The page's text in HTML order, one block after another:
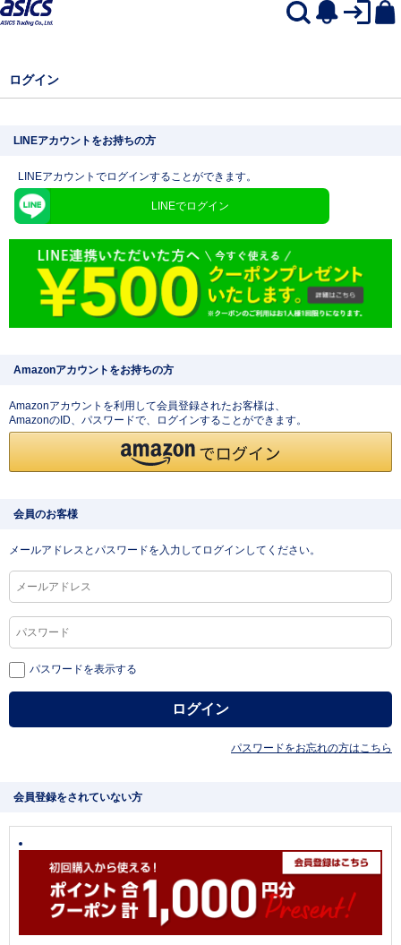
ログイン
LINEアカウントをお持ちの方
LINEアカウントでログインすることができます。
LINEでログイン
Amazonアカウントをお持ちの方
Amazonアカウントを利用して会員登録されたお客様は、
AmazonのID、パスワードで、ログインすることができます。
会員のお客様
メールアドレスとパスワードを入力してログインしてください。
パスワードを表示する
パスワードをお忘れの方はこちら
会員登録をされていない方